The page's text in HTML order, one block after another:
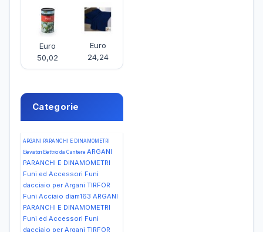
Euro
50,02
Euro
24,24
Categorie
ARGANI PARANCHI E DINAMOMETRI
Elevatori Elettrici da Cantiere ARGANI
PARANCHI E DINAMOMETRI
Funi ed Accessori Funi
dacciaio per Argani TIRFOR
Funi Acciaio diam163 ARGANI
PARANCHI E DINAMOMETRI
Funi ed Accessori Funi
dacciaio per Argani TIRFOR